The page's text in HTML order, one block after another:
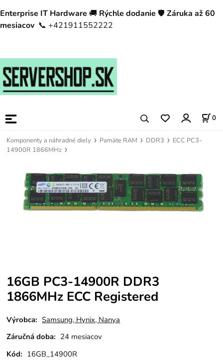
Enterprise IT Hardware 🚚 Rýchle dodanie 🛡️ Záruka až 60
mesiacov 📞 +421911552222
0
Komponenty a náhradné diely Pamäte RAM DDR3
ECC PC3-
14900R 1866MHz
16GB PC3-14900R DDR3
1866MHz ECC Registered
Výrobca: Samsung, Hynix, Nanya
Záručná doba: 24 mesiacov
Kód: 16GB_14900R